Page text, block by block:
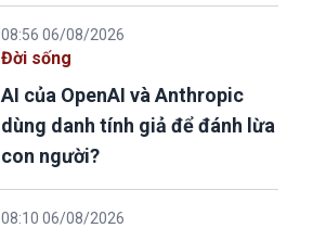
08:56 06/08/2026
Đời sống
AI của OpenAI và Anthropic
dùng danh tính giả để đánh lừa
con người?
08:10 06/08/2026